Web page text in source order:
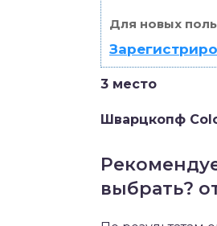
Для новых
3 место
Шварцкопф
выбрать?